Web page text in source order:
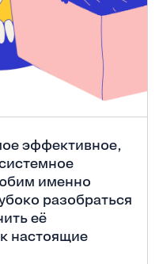
эффективное,
именно
разобраться
её
настоящие